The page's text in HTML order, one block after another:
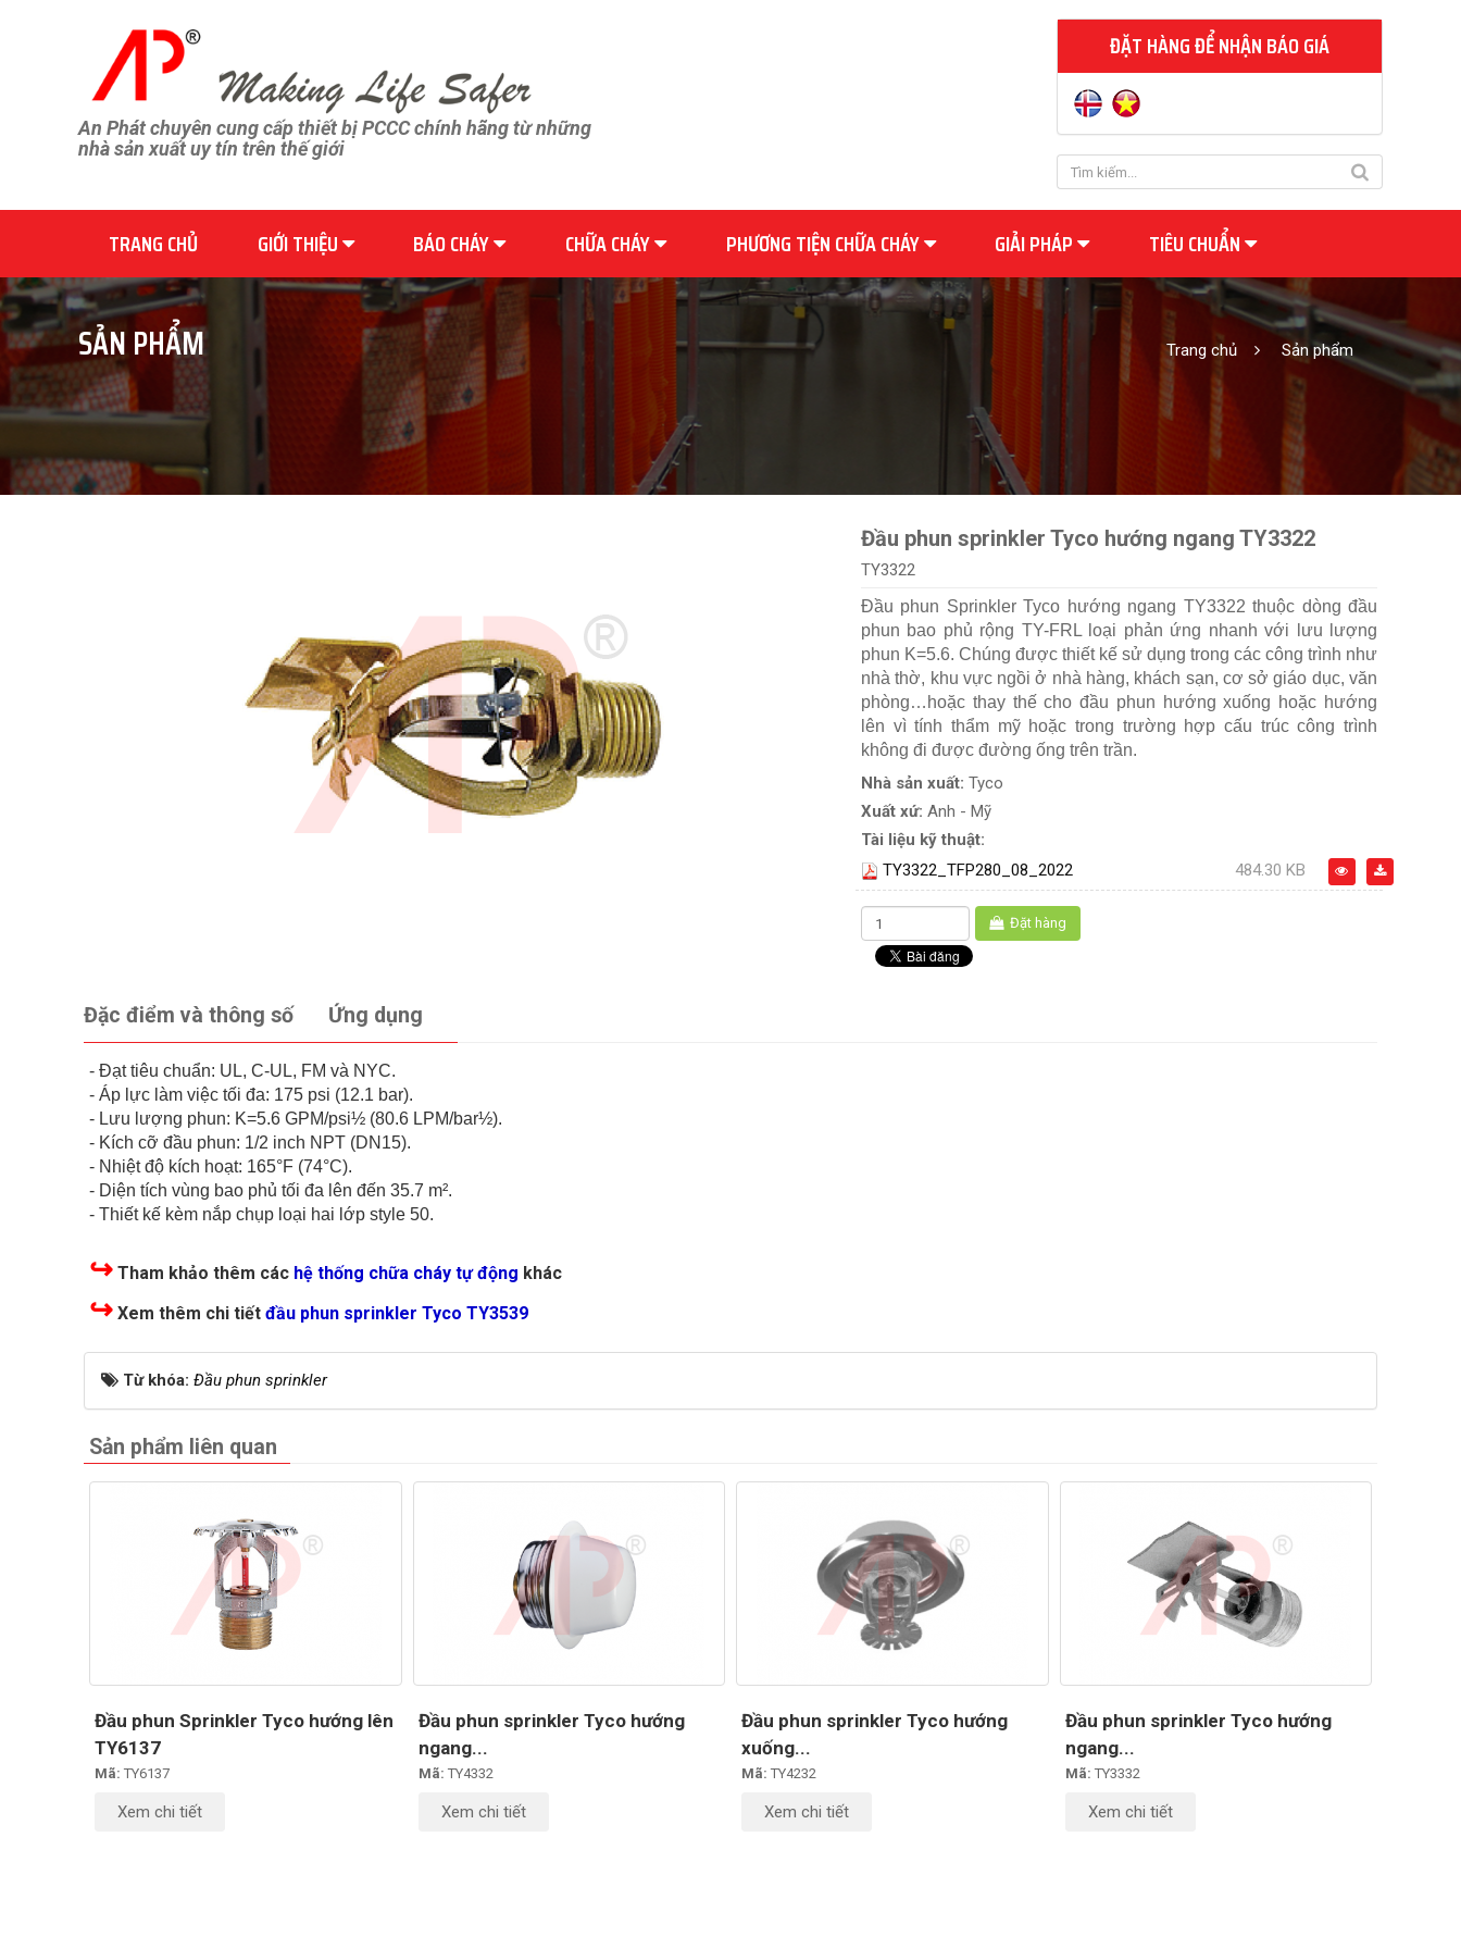
An Phát chuyên cung cấp thiết bị PCCC chính hãng từ những
nhà sản xuất uy tín trên thế giới
ĐẶT HÀNG ĐỂ NHẬN BÁO GIÁ
TRANG CHỦ GIỚI THIỆU BÁO CHÁY CHỮA CHÁY PHƯƠNG TIỆN CHỮA CHÁY GIẢI PHÁP TIÊU CHUẨN
SẢN PHẨM Trang chủ Sản phẩm
Đầu phun sprinkler Tyco hướng ngang TY3322
TY3322
Đầu phun Sprinkler Tyco hướng ngang TY3322 thuộc dòng đầu
phun bao phủ rộng TY-FRL loại phản ứng nhanh với lưu lượng
phun K=5.6. Chúng được thiết kế sử dụng trong các công trình như
nhà thờ, khu vực ngồi ở nhà hàng, khách sạn, cơ sở giáo dục, văn
phòng…hoặc thay thế cho đầu phun hướng xuống hoặc hướng
lên vì tính thẩm mỹ hoặc trong trường hợp cấu trúc công trình
không đi được đường ống trên trần.
Nhà sản xuất: Tyco
Xuất xứ: Anh - Mỹ
Tài liệu kỹ thuật:
TY3322_TFP280_08_2022
484.30 KB
Đặt hàng
Đặc điểm và thông số Ứng dụng
- Đạt tiêu chuẩn: UL, C-UL, FM và NYC.
- Áp lực làm việc tối đa: 175 psi (12.1 bar).
- Lưu lượng phun: K=5.6 GPM/psi½ (80.6 LPM/bar½).
- Kích cỡ đầu phun: 1/2 inch NPT (DN15).
- Nhiệt độ kích hoạt: 165°F (74°C).
- Diện tích vùng bao phủ tối đa lên đến 35.7 m².
- Thiết kế kèm nắp chụp loại hai lớp style 50.
↪ Tham khảo thêm các hệ thống chữa cháy tự động khác
↪ Xem thêm chi tiết đầu phun sprinkler Tyco TY3539
Từ khóa: Đầu phun sprinkler
Sản phẩm liên quan
Đầu phun Sprinkler Tyco hướng lên
TY6137
Mã: TY6137
Xem chi tiết
Đầu phun sprinkler Tyco hướng
ngang...
Mã: TY4332
Xem chi tiết
Đầu phun sprinkler Tyco hướng
xuống...
Mã: TY4232
Xem chi tiết
Đầu phun sprinkler Tyco hướng
ngang...
Mã: TY3332
Xem chi tiết